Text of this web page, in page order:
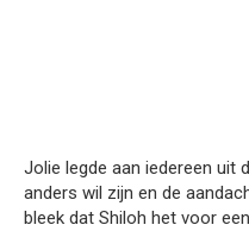
Jolie legde aan iedereen uit
anders wil zijn en de
bleek dat Shiloh het voor